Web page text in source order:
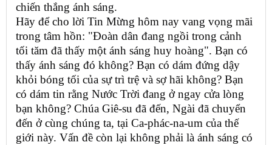
chiến thắng ánh sáng.
Hãy để cho lời Tin Mừng hôm nay vang vọng mãi
trong tâm hồn: "Đoàn dân đang ngồi trong cảnh
tối tăm đã thấy một ánh sáng huy hoàng". Bạn có
thấy ánh sáng đó không? Bạn có dám đứng dậy
khỏi bóng tối của sự trì trệ và sợ hãi không? Bạn
có dám tin rằng Nước Trời đang ở ngay cửa lòng
bạn không? Chúa Giê-su đã đến, Ngài đã chuyển
đến ở cùng chúng ta, tại Ca-phác-na-um của thế
giới này. Vấn đề còn lại không phải là ánh sáng có